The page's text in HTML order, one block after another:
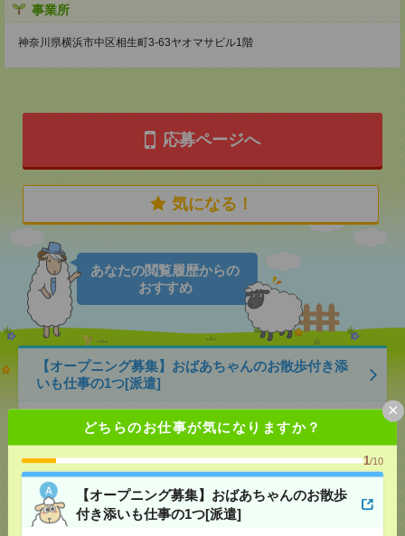
どちらのお仕事が気になりますか？
1/10
【オープニング募集】おばあちゃんのお散歩
付き添いも仕事の1つ[派遣]
×
事業所
神奈川県横浜市中区相生町3-63ヤオマサビル1階
応募ページへ
気になる！
あなたの閲覧履歴からの
おすすめ
【オープニング募集】おばあちゃんのお散歩付き添
いも仕事の1つ[派遣]
無資格未経験：時給1500円～ ■週払い
OK ■扶養内OK ■日収1万2000円以上
[勤務地]桜木町駅/石川町駅/日ノ出町駅/…
【横須賀エリア】17時定時×安定法人！研究機関で事